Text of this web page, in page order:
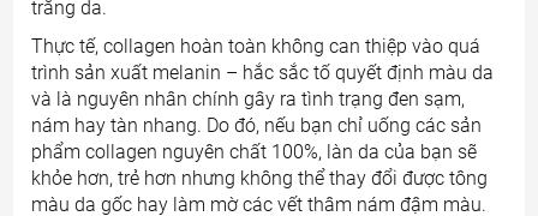
trắng da.
Thực tế, collagen hoàn toàn không can thiệp vào quá
trình sản xuất melanin – hắc sắc tố quyết định màu da
và là nguyên nhân chính gây ra tình trạng đen sạm,
nám hay tàn nhang. Do đó, nếu bạn chỉ uống các sản
phẩm collagen nguyên chất 100%, làn da của bạn sẽ
khỏe hơn, trẻ hơn nhưng không thể thay đổi được tông
màu da gốc hay làm mờ các vết thâm nám đậm màu.